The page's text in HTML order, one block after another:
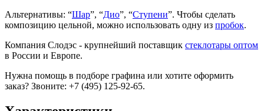
Альтернативы: “Шар”, “Дио”, “Ступени”. Чтобы сделать
композицию цельной, можно использовать одну из пробок.
Компания Слодэс - крупнейший поставщик стеклотары оптом
в России и Европе.
Нужна помощь в подборе графина или хотите оформить
заказ? Звоните: +7 (495) 125-92-65.